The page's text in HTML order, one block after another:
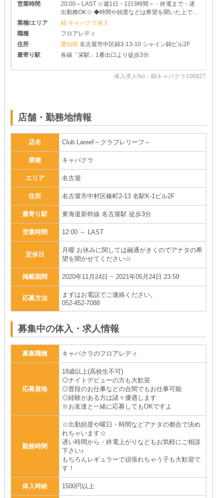
営業時間
20:00～LAST ☆週1日・1日3時間～・終電まで・遅
出勤務OK☆ ◆時間や頻度などは希望を聞いた上で決
めさせて頂きます♪ ◆レギュラー出勤ももちろんOK
業種/エリア
錦 キャバクラ体入
職種
フロアレディ
住所
愛知県名古屋市中区錦3-13-10 シャイン錦ビル2F
最寄り駅
各線「栄駅」1番出口より徒歩3分
体入求人No：錦キャバクラ106827
店舗・勤務地情報
店名 Club Lareef～クラブレリーフ～
業種 キャバクラ
エリア 名古屋
住所 名古屋市中村区椿町2-13 名駅K-1ビル2F
最寄り駅 東海道新幹線 名古屋駅 徒歩3分
営業時間 12:00 ～ LAST
定休日
月曜 お休みに関しては融通がきくのでアナタの希
望を聞かせてください☆
掲載期間 2020年11月24日 ~ 2021年05月24日 23:59
応募方法
まずはお電話でご連絡ください。
052-452-7088
募集中の体入・求人情報
募集職種 キャバクラのフロアレディ
応募資格
18歳以上(高校生不可)
◎ナイトデビューの方も大歓迎
◎普段のお仕事などの合間でもお仕事可能
◎経験がある方は諸々優遇します
※お友達と一緒に応募してもOKですよ
勤務時間
☆出勤頻度や曜日・時間などアナタの都合で決め
れちゃいます☆
遅い時間から・終電上がりなどもお気軽にご相談
下さい♪
もちろんレギュラーで頑張れちゃう子も大歓迎で
す！
体入時給 1500円以上